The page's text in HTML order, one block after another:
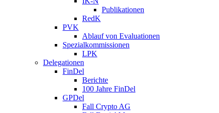
Publikationen
RedK
PVK
Ablauf von Evaluationen
Spezialkommissionen
LPK
Delegationen
FinDel
Berichte
100 Jahre FinDel
GPDel
Fall Crypto AG